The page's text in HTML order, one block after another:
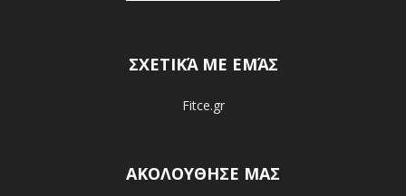
ΣΧΕΤΙΚΆ ΜΕ ΕΜΆΣ
Fitce.gr
ΑΚΟΛΟΥΘΗΣΕ ΜΑΣ